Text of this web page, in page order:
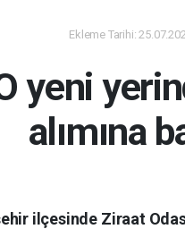
Ekleme Tarihi:
yeni
alımına
ilçesinde Ziraat